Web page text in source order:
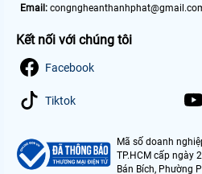
Email:
Kết nối với chúng tôi
Facebook
Tiktok
Mã số doanh
TP.HCM cấp ngày
Bán Bích, Phường